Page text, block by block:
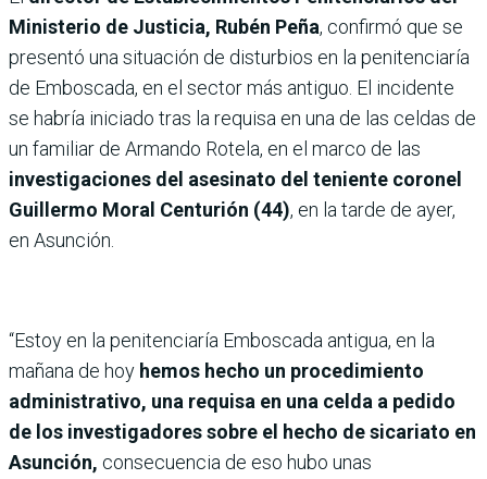
Ministerio de Justicia, Rubén Peña, confirmó que se
presentó una situación de disturbios en la penitenciaría
de Emboscada, en el sector más antiguo. El incidente
se habría iniciado tras la requisa en una de las celdas de
un familiar de Armando Rotela, en el marco de las
investigaciones del asesinato del teniente coronel
Guillermo Moral Centurión (44), en la tarde de ayer,
en Asunción.
“Estoy en la penitenciaría Emboscada antigua, en la
mañana de hoy hemos hecho un procedimiento
administrativo, una requisa en una celda a pedido
de los investigadores sobre el hecho de sicariato en
Asunción, consecuencia de eso hubo unas